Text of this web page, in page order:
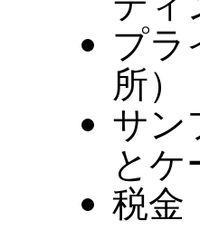
プラ
所）
サン
と
税金